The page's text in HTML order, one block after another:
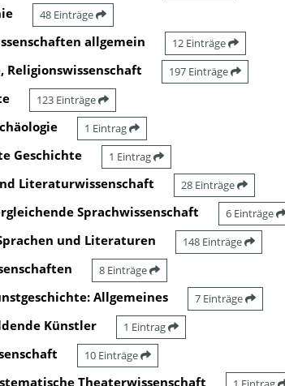
48 Einträge
allgemein 12 Einträge
Religionswissenschaft 197 Einträge
123 Einträge
1 Eintrag
Geschichte 1 Eintrag
Literaturwissenschaft 28 Einträge
Sprachwissenschaft 6 Einträge
und Literaturen 148 Einträge
8 Einträge
Allgemeines 7 Einträge
Künstler 1 Eintrag
10 Einträge
Theaterwissenschaft